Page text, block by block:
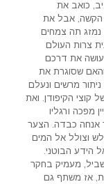
כואב את
הקשה, אבל את
נמזג תה צמחים
צרות העולם
את דרכם
שסוגרת את
מרשים ונעלם
קוצי הקיפודן. ואת
מפכה ורגליו
אנחה כבדה. הצער
וצולל אל המים
הידע הבוטני.
מעמיק בחקר
אז משתף גם